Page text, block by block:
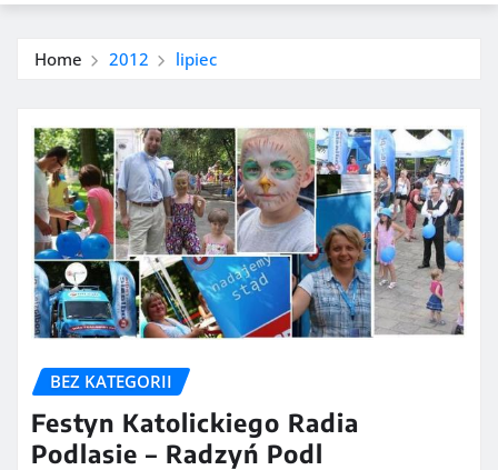
Home 2012 lipiec
BEZ KATEGORII
Festyn Katolickiego Radia
Podlasie – Radzyń Podl